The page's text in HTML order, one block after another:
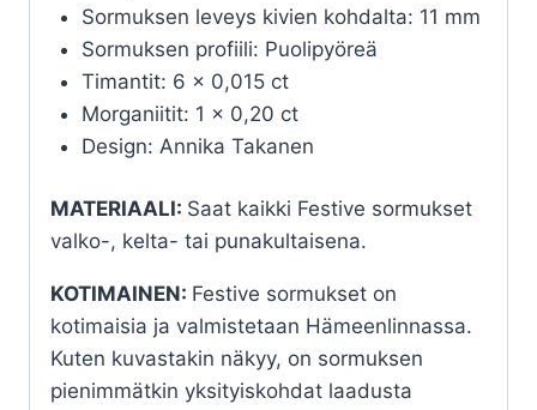
Sormuksen leveys kivien kohdalta: 11 mm
Sormuksen profiili: Puolipyöreä
Timantit: 6 x 0,015 ct
Morganiitit: 1 x 0,20 ct
Design: Annika Takanen
MATERIAALI: Saat kaikki Festive sormukset
valko-, kelta- tai punakultaisena.
KOTIMAINEN: Festive sormukset on
kotimaisia ja valmistetaan Hämeenlinnassa.
Kuten kuvastakin näkyy, on sormuksen
pienimmätkin yksityiskohdat laadusta